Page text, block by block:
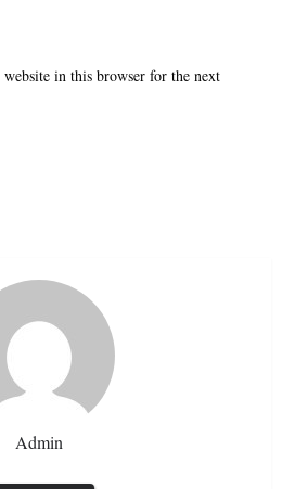
in this browser for the next
Admin